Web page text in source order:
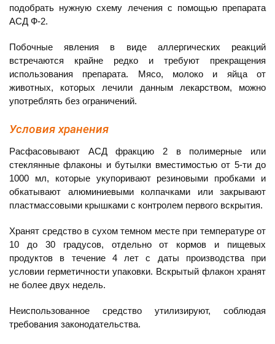
подобрать нужную схему лечения с помощью препарата
АСД Ф-2.
Побочные явления в виде аллергических реакций
встречаются крайне редко и требуют прекращения
использования препарата. Мясо, молоко и яйца от
животных, которых лечили данным лекарством, можно
употреблять без ограничений.
Условия хранения
Расфасовывают АСД фракцию 2 в полимерные или
стеклянные флаконы и бутылки вместимостью от 5-ти до
1000 мл, которые укупоривают резиновыми пробками и
обкатывают алюминиевыми колпачками или закрывают
пластмассовыми крышками с контролем первого вскрытия.
Хранят средство в сухом темном месте при температуре от
10 до 30 градусов, отдельно от кормов и пищевых
продуктов в течение 4 лет с даты производства при
условии герметичности упаковки. Вскрытый флакон хранят
не более двух недель.
Неиспользованное средство утилизируют, соблюдая
требования законодательства.